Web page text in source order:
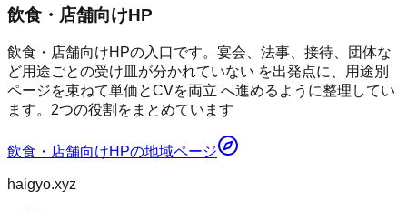
飲食・店舗向けHP
飲食・店舗向けHPの入口です。宴会、法事、接待、団体な
ど用途ごとの受け皿が分かれていない を出発点に、用途別
ページを束ねて単価とCVを両立 へ進めるように整理してい
ます。2つの役割をまとめています
飲食・店舗向けHPの地域ページ
haigyo.xyz